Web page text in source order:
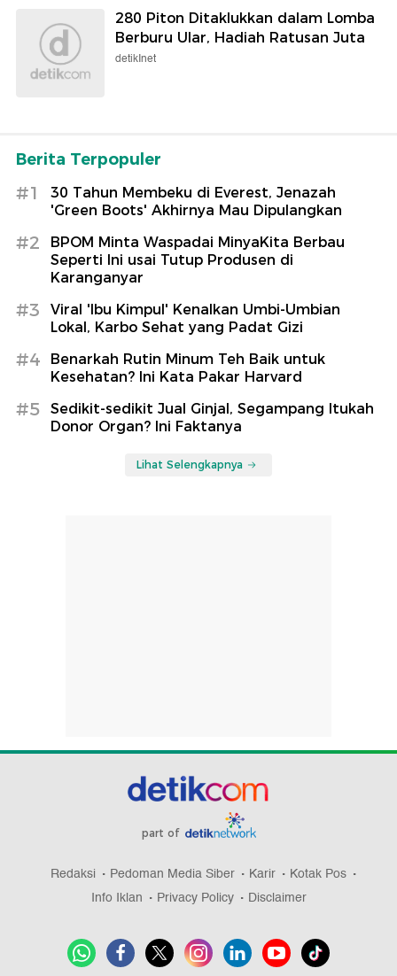
280 Piton Ditaklukkan dalam Lomba
Berburu Ular, Hadiah Ratusan Juta
detikInet
Berita Terpopuler
#1
30 Tahun Membeku di Everest, Jenazah
'Green Boots' Akhirnya Mau Dipulangkan
#2
BPOM Minta Waspadai MinyaKita Berbau
Seperti Ini usai Tutup Produsen di
Karanganyar
#3
Viral 'Ibu Kimpul' Kenalkan Umbi-Umbian
Lokal, Karbo Sehat yang Padat Gizi
#4
Benarkah Rutin Minum Teh Baik untuk
Kesehatan? Ini Kata Pakar Harvard
#5
Sedikit-sedikit Jual Ginjal, Segampang Itukah
Donor Organ? Ini Faktanya
Lihat Selengkapnya
part of
Redaksi Pedoman Media Siber Karir
Kotak Pos
Info Iklan
Privacy Policy Disclaimer